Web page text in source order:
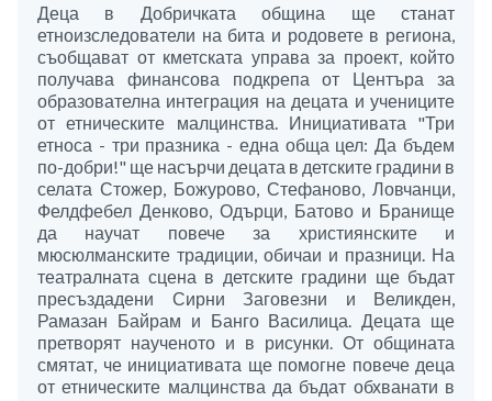
Деца в Добричката община ще станат
етноизследователи на бита и родовете в региона,
съобщават от кметската управа за проект, който
получава финансова подкрепа от Центъра за
образователна интеграция на децата и учениците
от етническите малцинства. Инициативата "Три
етноса - три празника - една обща цел: Да бъдем
по-добри!" ще насърчи децата в детските градини в
селата Стожер, Божурово, Стефаново, Ловчанци,
Фелдфебел Денково, Одърци, Батово и Бранище
да научат повече за християнските и
мюсюлманските традиции, обичаи и празници. На
театралната сцена в детските градини ще бъдат
пресъздадени Сирни Заговезни и Великден,
Рамазан Байрам и Банго Василица. Децата ще
претворят наученото и в рисунки. От общината
смятат, че инициативата ще помогне повече деца
от етническите малцинства да бъдат обхванати в